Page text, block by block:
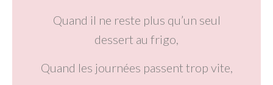
Quand il ne reste plus qu’un seul
dessert au frigo,
Quand les journées passent trop vite,